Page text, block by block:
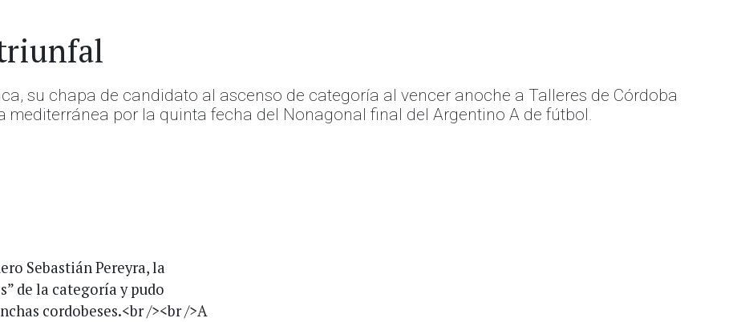
su chapa de candidato al ascenso de categoría al vencer anoche a Talleres de Córdoba
mediterránea por la quinta fecha del Nonagonal final del Argentino A de fútbol.
Sebastián Pereyra, la
de la categoría y pudo
cordobeses.<br /><br />A